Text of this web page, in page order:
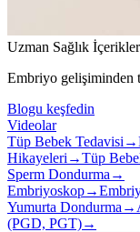
Uzman Sağlık
Embriyo gelişiminden
Blogu keşfedin
Videolar
Tüp Bebek Tedavisi →
Hikayeleri →Tüp
Sperm Dondurma →
Embriyoskop→
Yumurta Dondurma →
(PGD, PGT)→